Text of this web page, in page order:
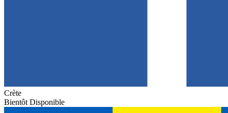
Crète
Bientôt Disponible